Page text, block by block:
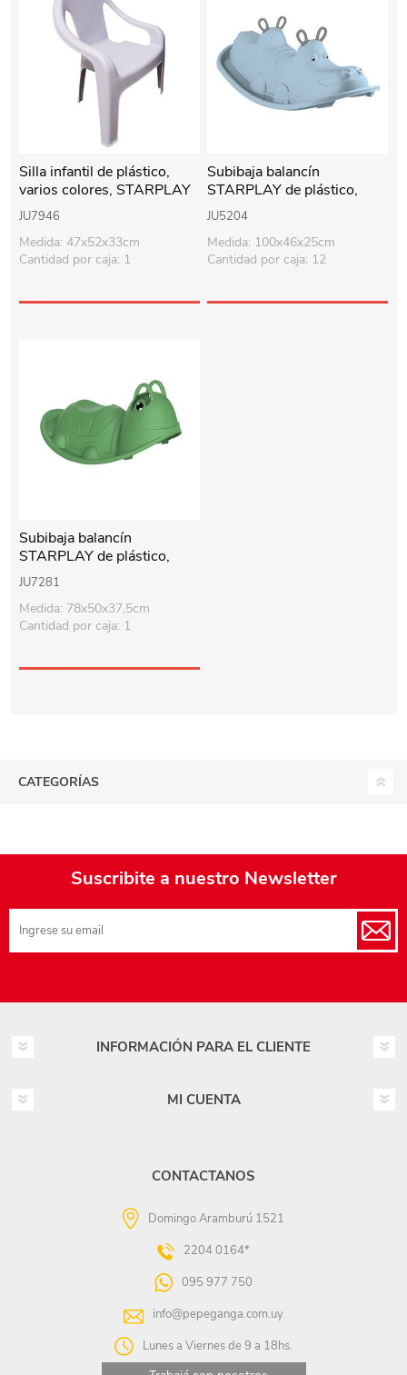
Silla infantil de plástico,
varios colores, STARPLAY
JU7946
Medida: 47x52x33cm
Cantidad por caja: 1
Subibaja balancín
STARPLAY de plástico,
hipopótamo, varios colores
JU5204
Medida: 100x46x25cm
Cantidad por caja: 12
Subibaja balancín
STARPLAY de plástico,
oruga, varios colores
JU7281
Medida: 78x50x37,5cm
Cantidad por caja: 1
CATEGORÍAS
Suscribite a nuestro Newsletter
INFORMACIÓN PARA EL CLIENTE
MI CUENTA
CONTACTANOS
Domingo Aramburú 1521
2204 0164*
095 977 750
info@pepeganga.com.uy
Lunes a Viernes de 9 a 18hs.